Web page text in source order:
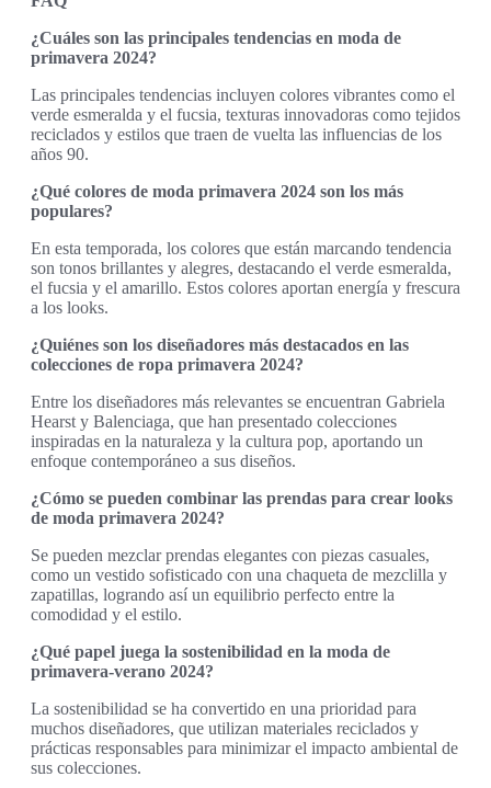
¿Cuáles son las principales tendencias en moda de
primavera 2024?
Las principales tendencias incluyen colores vibrantes como el
verde esmeralda y el fucsia, texturas innovadoras como tejidos
reciclados y estilos que traen de vuelta las influencias de los
años 90.
¿Qué colores de moda primavera 2024 son los más
populares?
En esta temporada, los colores que están marcando tendencia
son tonos brillantes y alegres, destacando el verde esmeralda,
el fucsia y el amarillo. Estos colores aportan energía y frescura
a los looks.
¿Quiénes son los diseñadores más destacados en las
colecciones de ropa primavera 2024?
Entre los diseñadores más relevantes se encuentran Gabriela
Hearst y Balenciaga, que han presentado colecciones
inspiradas en la naturaleza y la cultura pop, aportando un
enfoque contemporáneo a sus diseños.
¿Cómo se pueden combinar las prendas para crear looks
de moda primavera 2024?
Se pueden mezclar prendas elegantes con piezas casuales,
como un vestido sofisticado con una chaqueta de mezclilla y
zapatillas, logrando así un equilibrio perfecto entre la
comodidad y el estilo.
¿Qué papel juega la sostenibilidad en la moda de
primavera-verano 2024?
La sostenibilidad se ha convertido en una prioridad para
muchos diseñadores, que utilizan materiales reciclados y
prácticas responsables para minimizar el impacto ambiental de
sus colecciones.